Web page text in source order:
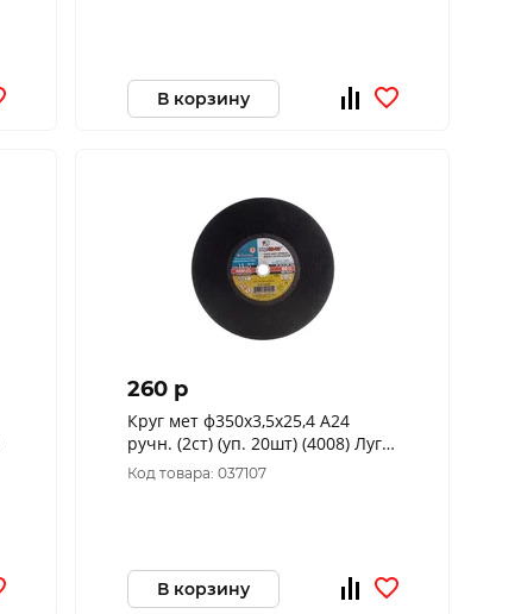
В корзину
260 p
Круг мет ф350х3,5х25,4 А24
ручн. (2ст) (уп. 20шт) (4008) Луга
D11003502535010
Код товара: 037107
В корзину